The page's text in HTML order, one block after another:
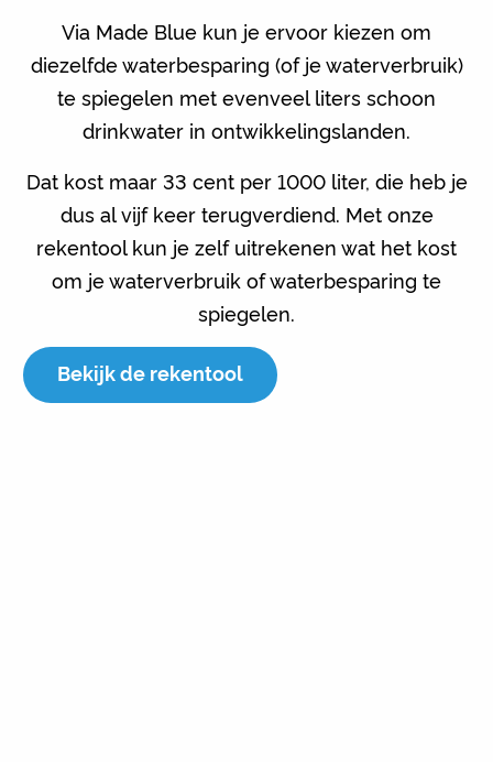
Via Made Blue kun je ervoor kiezen om
diezelfde waterbesparing (of je waterverbruik)
te spiegelen met evenveel liters schoon
drinkwater in ontwikkelingslanden.
Dat kost maar 33 cent per 1000 liter, die heb je
dus al vijf keer terugverdiend. Met onze
rekentool kun je zelf uitrekenen wat het kost
om je waterverbruik of waterbesparing te
spiegelen.
Bekijk de rekentool